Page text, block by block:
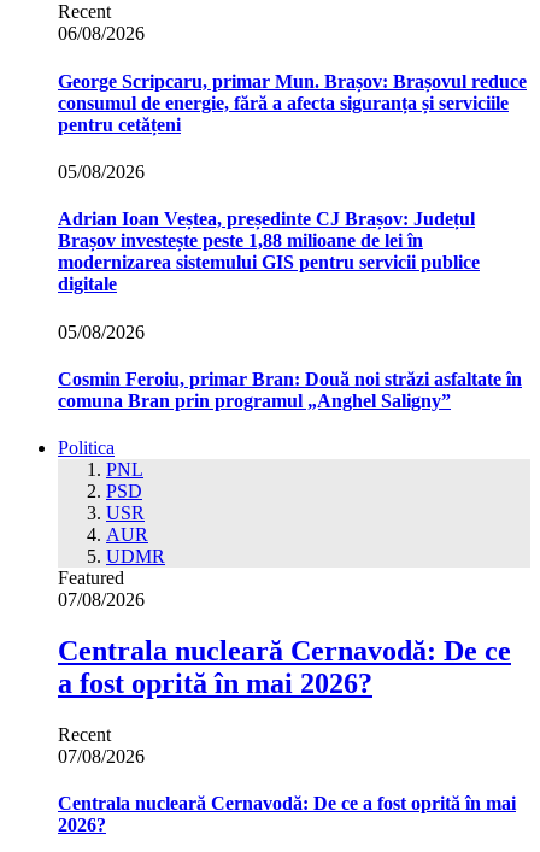
Recent
06/08/2026
George Scripcaru, primar Mun. Brașov: Brașovul reduce
consumul de energie, fără a afecta siguranța și serviciile
pentru cetățeni
05/08/2026
Adrian Ioan Veștea, președinte CJ Brașov: Județul
Brașov investește peste 1,88 milioane de lei în
modernizarea sistemului GIS pentru servicii publice
digitale
05/08/2026
Cosmin Feroiu, primar Bran: Două noi străzi asfaltate în
comuna Bran prin programul „Anghel Saligny”
Politica
PNL
PSD
USR
AUR
UDMR
Featured
07/08/2026
Centrala nucleară Cernavodă: De ce
a fost oprită în mai 2026?
Recent
07/08/2026
Centrala nucleară Cernavodă: De ce a fost oprită în mai
2026?